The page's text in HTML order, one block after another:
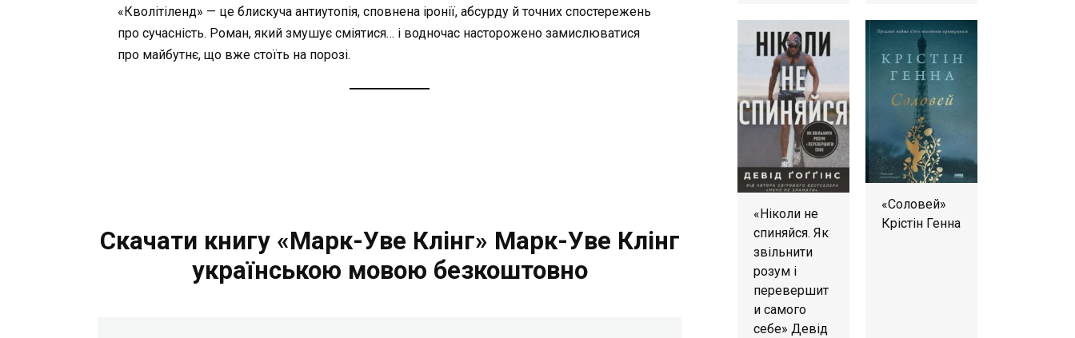
«Кволітіленд» — це блискуча антиутопія, сповнена іронії, абсурду й точних спостережень
про сучасність. Роман, який змушує сміятися… і водночас насторожено замислюватися
про майбутнє, що вже стоїть на порозі.
Скачати книгу «Марк-Уве Клінг» Марк-Уве Клінг
українською мовою безкоштовно
«Ніколи не
спиняйся. Як
звільнити
розум і
перевершит
и самого
себе» Девід
«Соловей»
Крістін Генна